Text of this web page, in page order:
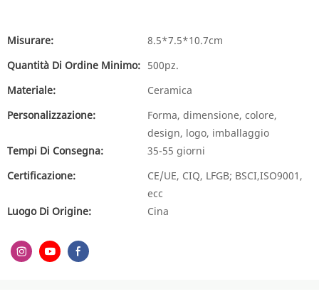
Misurare:
8.5*7.5*10.7cm
Quantità Di Ordine Minimo: 500pz.
Materiale:
Ceramica
Personalizzazione:
Forma, dimensione, colore,
design, logo, imballaggio
Tempi Di Consegna:
35-55 giorni
Certificazione:
CE/UE, CIQ, LFGB; BSCI,ISO9001,
ecc
Luogo Di Origine:
Cina